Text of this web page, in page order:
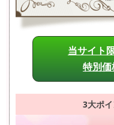
当サイト
特別
3大ポ